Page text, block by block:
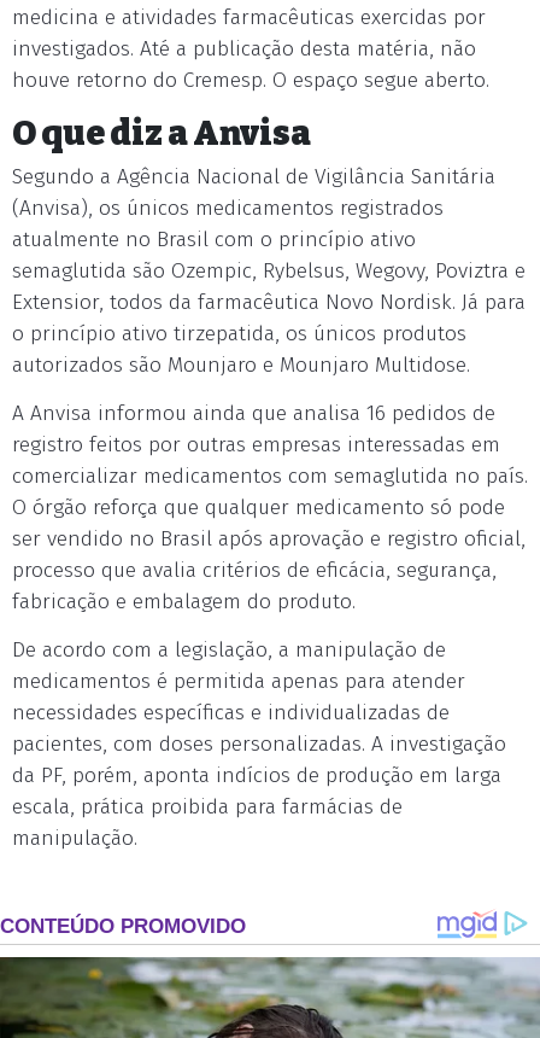
medicina e atividades farmacêuticas exercidas por
investigados. Até a publicação desta matéria, não
houve retorno do Cremesp. O espaço segue aberto.
O que diz a Anvisa
Segundo a Agência Nacional de Vigilância Sanitária
(Anvisa), os únicos medicamentos registrados
atualmente no Brasil com o princípio ativo
semaglutida são Ozempic, Rybelsus, Wegovy, Poviztra e
Extensior, todos da farmacêutica Novo Nordisk. Já para
o princípio ativo tirzepatida, os únicos produtos
autorizados são Mounjaro e Mounjaro Multidose.
A Anvisa informou ainda que analisa 16 pedidos de
registro feitos por outras empresas interessadas em
comercializar medicamentos com semaglutida no país.
O órgão reforça que qualquer medicamento só pode
ser vendido no Brasil após aprovação e registro oficial,
processo que avalia critérios de eficácia, segurança,
fabricação e embalagem do produto.
De acordo com a legislação, a manipulação de
medicamentos é permitida apenas para atender
necessidades específicas e individualizadas de
pacientes, com doses personalizadas. A investigação
da PF, porém, aponta indícios de produção em larga
escala, prática proibida para farmácias de
manipulação.